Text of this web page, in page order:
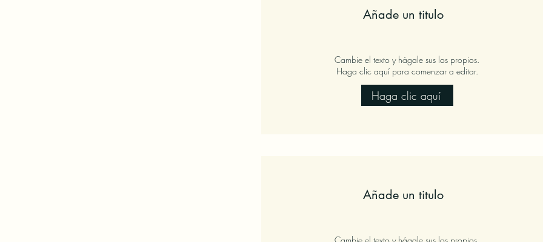
Añade un titulo
Cambie el texto y hágale sus los propios.
Haga clic aquí para comenzar a editar.
Haga clic aquí
Añade un titulo